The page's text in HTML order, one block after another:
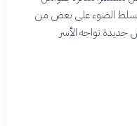
تسلط الضوء على بعض من
تواجه الأسر